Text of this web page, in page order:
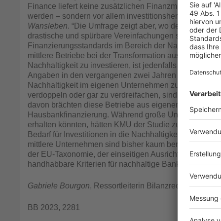
Finance liefert keine zusätzlichen Finanzmittel,
werden – sondern vor allem investitionshemmende
Wansleben. “Die Umfrage zeigt aber, wo der Kurs
drastische und spürbare Vereinfachungen sowie eine
Finanzierungsstandards im Bereich der
mittlere Betriebe bei der Transformation ausgebremst.
Nachhaltigkeit zu investieren, ist jedenfalls sehr groß.”
Angaben in den vergangenen zwei Jahren
Nachhaltigkeit im eigenen Unternehmen zu
verdoppeln oder gar zu verdreifachen, sind wir aber
davon brächten diese Betriebe aus eigenen Mitteln
Hausbankfinanzierung. Während große Unternehmen
erhalten könnten, hätten KMU der Studie zufolge
Bedarf für Investitionen in die Nachhaltigkeit ist ohne
mittlere Unternehmen sind bisher kaum berücksichtigt
der EU-Taxonomie, der einseitigen Ausrichtung auf
handhabbare Kriterien für nachhaltige Bankkredite –
Gabriele Bourgon, Ressortleiterin Bilanzrecht und
BB 2023, 2281